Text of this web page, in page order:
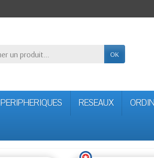
OK
PERIPHERIQUES RESEAUX